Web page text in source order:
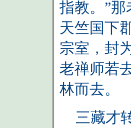
指教。”
天竺国下
宗室，封
老禅师若
林而去。
三藏才